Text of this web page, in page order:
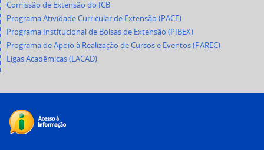
Comissão de Extensão do ICB
Programa Atividade Curricular de Extensão (PACE)
Programa Institucional de Bolsas de Extensão (PIBEX)
Programa de Apoio à Realização de Cursos e Eventos (PAREC)
Ligas Acadêmicas (LACAD)